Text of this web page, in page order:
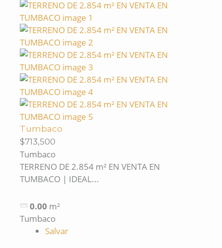
Tumbaco
$713,500
Tumbaco
TERRENO DE 2.854 m² EN VENTA EN
TUMBACO | IDEAL...
0.00 m²
Tumbaco
Salvar